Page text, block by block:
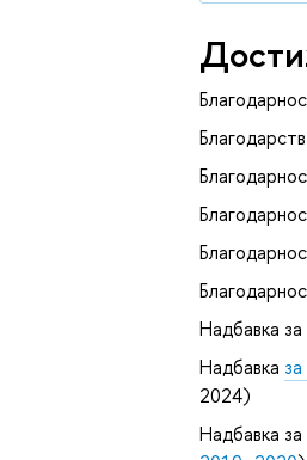
Надбавка
Надбавка
2024)
Надбавка